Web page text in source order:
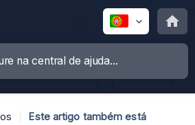
Este artigo também está